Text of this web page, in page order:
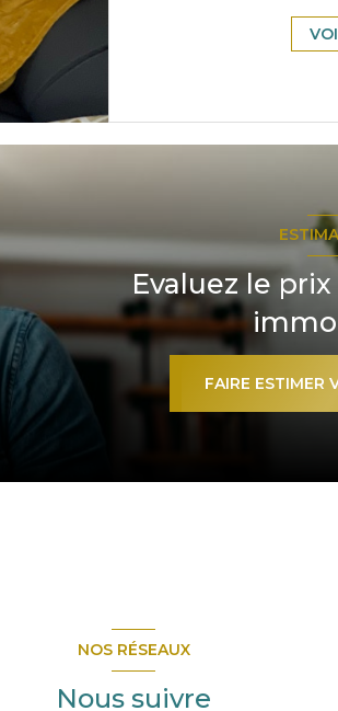
Evaluez le
FAIRE ESTIMER
NOS RÉSEAUX
Nous suivre